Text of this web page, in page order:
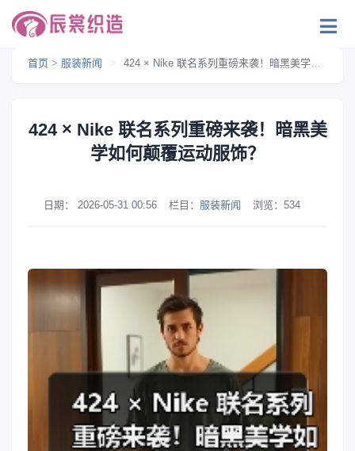
首页 > 服装新闻 > 424 × Nike 联名系列重磅来袭！暗黑美学如何颠覆运动服饰？
424 × Nike 联名系列重磅来袭！暗黑美
学如何颠覆运动服饰？
日期： 2026-05-31 00:56 栏目： 服装新闻 浏览： 534